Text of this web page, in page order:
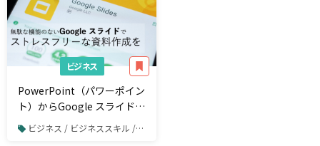
ビジネス
PowerPoint（パワーポイン
ト）からGoogle スライドに
移行するべき理由とは？
ビジネス / ビジネススキル / PowerPoint